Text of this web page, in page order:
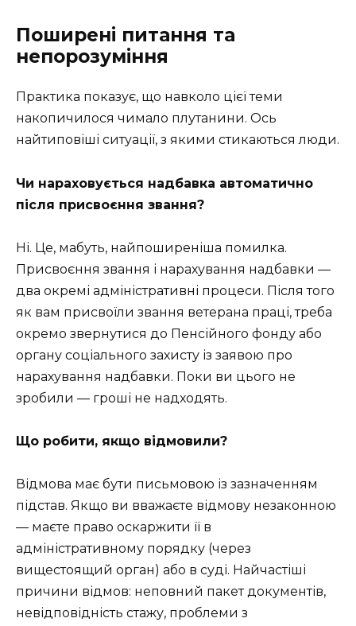
Поширені питання та
непорозуміння
Практика показує, що навколо цієї теми
накопичилося чимало плутанини. Ось
найтиповіші ситуації, з якими стикаються люди.
Чи нараховується надбавка автоматично
після присвоєння звання?
Ні. Це, мабуть, найпоширеніша помилка.
Присвоєння звання і нарахування надбавки —
два окремі адміністративні процеси. Після того
як вам присвоїли звання ветерана праці, треба
окремо звернутися до Пенсійного фонду або
органу соціального захисту із заявою про
нарахування надбавки. Поки ви цього не
зробили — гроші не надходять.
Що робити, якщо відмовили?
Відмова має бути письмовою із зазначенням
підстав. Якщо ви вважаєте відмову незаконною
— маєте право оскаржити її в
адміністративному порядку (через
вищестоящий орган) або в суді. Найчастіші
причини відмов: неповний пакет документів,
невідповідність стажу, проблеми з